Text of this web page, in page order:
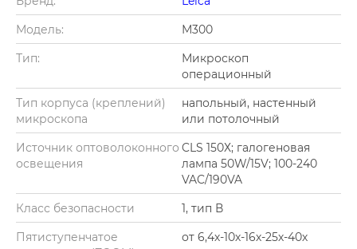
Модель:
М300
Тип:
Микроскоп
операционный
Тип корпуса (креплений)
микроскопа
напольный, настенный
или потолочный
Источник оптоволоконного
освещения
CLS 150Х; галогеновая
лампа 50W/15V; 100-240
VAC/190VA
Класс безопасности
1, тип В
Пятиступенчатое
от 6,4х-10х-16х-25х-40х